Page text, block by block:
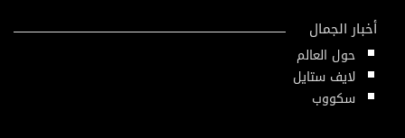
أخبار الجمال
حول العالم
لايف ستايل
سكووب